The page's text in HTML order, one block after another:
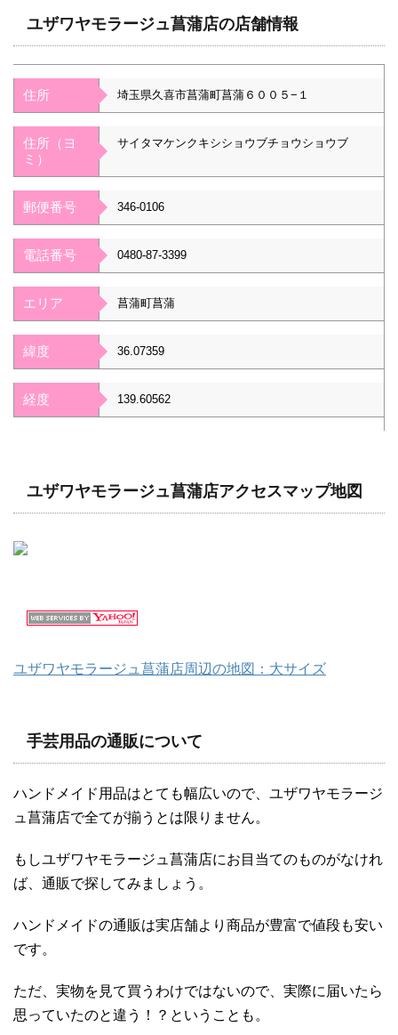
ユザワヤモラージュ菖蒲店の店舗情報
住所 埼玉県久喜市菖蒲町菖蒲６００５−１
住所（ヨ
ミ）
サイタマケンクキシショウブチョウショウブ
郵便番号 346-0106
電話番号 0480-87-3399
エリア 菖蒲町菖蒲
緯度 36.07359
経度 139.60562
ユザワヤモラージュ菖蒲店アクセスマップ地図
ユザワヤモラージュ菖蒲店周辺の地図：大サイズ
手芸用品の通販について
ハンドメイド用品はとても幅広いので、ユザワヤモラージ
ュ菖蒲店で全てが揃うとは限りません。
もしユザワヤモラージュ菖蒲店にお目当てのものがなけれ
ば、通販で探してみましょう。
ハンドメイドの通販は実店舗より商品が豊富で値段も安い
です。
ただ、実物を見て買うわけではないので、実際に届いたら
思っていたのと違う！？ということも。